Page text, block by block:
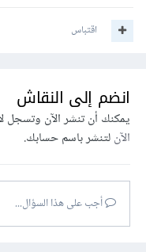
اقتباس
انضم إلى النقاش
يمكنك أن تنشر الآن وتسجل
الآنلتنشر باسم حسابك.
أجب على هذا السؤال...